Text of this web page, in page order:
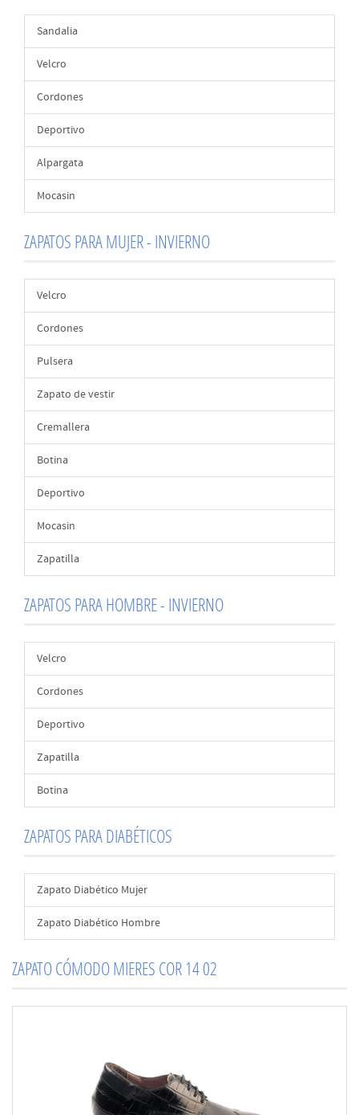
Sandalia
Velcro
Cordones
Deportivo
Alpargata
Mocasin
ZAPATOS PARA MUJER - INVIERNO
Velcro
Cordones
Pulsera
Zapato de vestir
Cremallera
Botina
Deportivo
Mocasin
Zapatilla
ZAPATOS PARA HOMBRE - INVIERNO
Velcro
Cordones
Deportivo
Zapatilla
Botina
ZAPATOS PARA DIABÉTICOS
Zapato Diabético Mujer
Zapato Diabético Hombre
ZAPATO CÓMODO MIERES COR 14 02